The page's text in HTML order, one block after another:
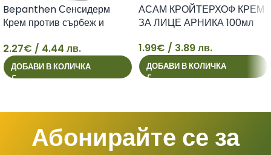
2
Bepanthen Сенсидерм
Крем против сърбеж и
2.27€ / 4.44 лв.
ДОБАВИ В КОЛИЧКА
1
АСАМ КРОЙТЕРХОФ КРЕМ
ЗА ЛИЦЕ АРНИКА 100мл
1.99€ / 3.89 лв.
ДОБАВИ В КОЛИЧКА
Абонирайте се за